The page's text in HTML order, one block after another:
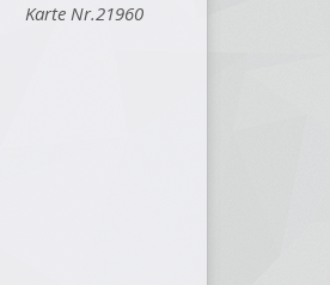
Karte Nr.21960